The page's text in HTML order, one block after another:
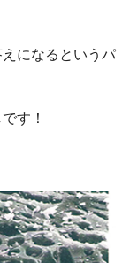
になるというパ
す！